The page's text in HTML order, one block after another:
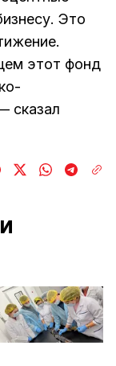
Это
этот фонд
сказал